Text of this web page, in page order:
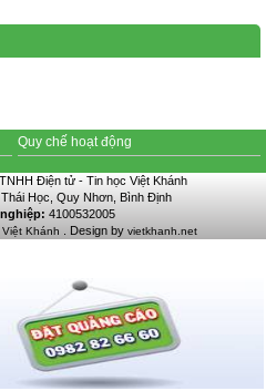
Quy chế hoạt động
Điện tử - Tin học Việt Khánh
Học, Quy Nhơn, Bình Định
4100532005
Khánh . Design by vietkhanh.net